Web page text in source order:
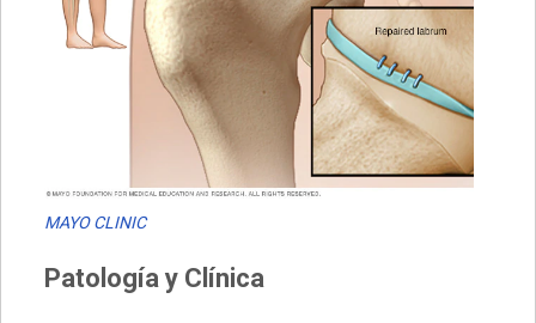
MAYO CLINIC
Patología y Clínica